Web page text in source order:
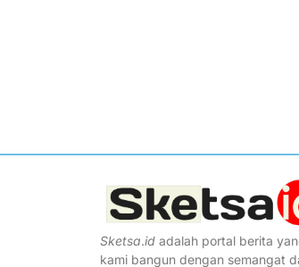
Sketsa.id adalah portal berita
kami bangun dengan semangat